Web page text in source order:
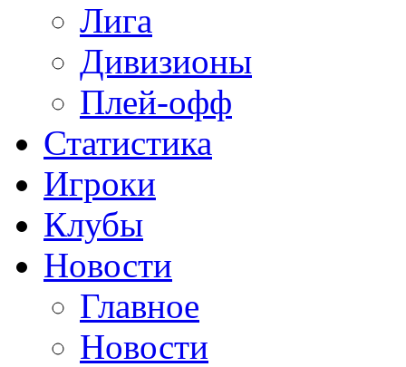
Лига
Дивизионы
Плей-офф
Статистика
Игроки
Клубы
Новости
Главное
Новости